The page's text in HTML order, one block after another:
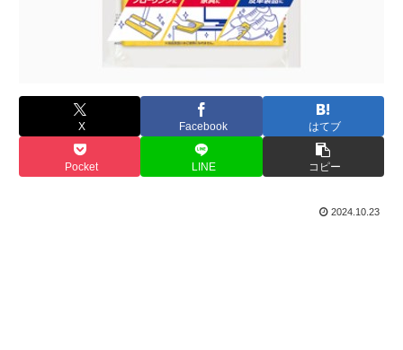
X Facebook はてブ
Pocket LINE コピー
2024.10.23